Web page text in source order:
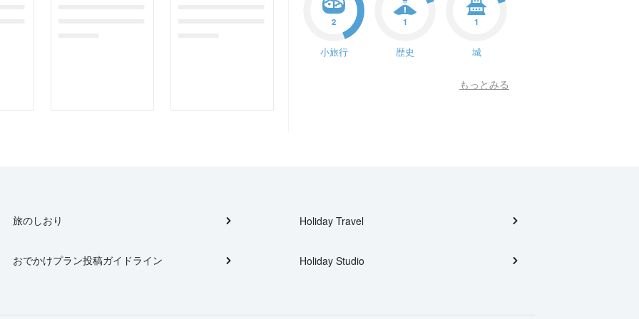
2
小旅行
1
歴史
1
城
もっとみる
旅のしおり
おでかけプラン投稿ガイドライン
Holiday Travel
Holiday Studio